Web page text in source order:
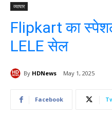
व्यापार
Flipkart का
LELE सेल
By HDNews May 1, 2025
Facebook